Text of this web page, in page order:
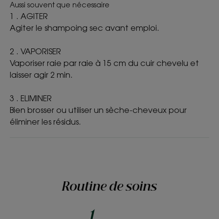
cuirs chevelus et cheveux
ENVIRONNEMENT
Fiche produit relative aux qualités et caractéristiques
Emballage non recyclable
*Analyse du Cycle de Vie en substituant un shampoing rincé par un
shampoing sec par semaine, du shampoing sec KLORANE réalisée par
Aussi souvent que nécessaire
1 . AGITER
Agiter le shampoing sec avant emploi.
2 . VAPORISER
Vaporiser raie par raie à 15 cm du cuir chevelu et
laisser agir 2 min.
3 . ELIMINER
Bien brosser ou utiliser un sèche-cheveux pour
éliminer les résidus.
Routine de soins